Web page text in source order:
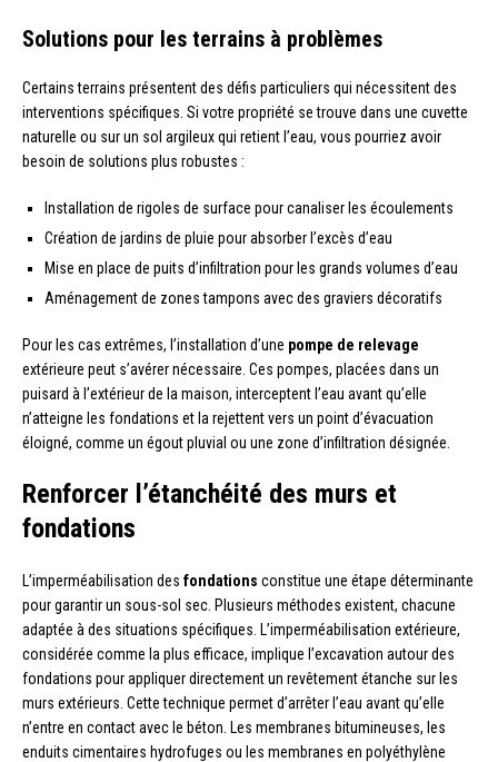
Solutions pour les terrains à problèmes
Certains terrains présentent des défis particuliers qui nécessitent des
interventions spécifiques. Si votre propriété se trouve dans une cuvette
naturelle ou sur un sol argileux qui retient l’eau, vous pourriez avoir
besoin de solutions plus robustes :
Installation de rigoles de surface pour canaliser les écoulements
Création de jardins de pluie pour absorber l’excès d’eau
Mise en place de puits d’infiltration pour les grands volumes d’eau
Aménagement de zones tampons avec des graviers décoratifs
Pour les cas extrêmes, l’installation d’une pompe de relevage
extérieure peut s’avérer nécessaire. Ces pompes, placées dans un
puisard à l’extérieur de la maison, interceptent l’eau avant qu’elle
n’atteigne les fondations et la rejettent vers un point d’évacuation
éloigné, comme un égout pluvial ou une zone d’infiltration désignée.
Renforcer l’étanchéité des murs et
fondations
L’imperméabilisation des fondations constitue une étape déterminante
pour garantir un sous-sol sec. Plusieurs méthodes existent, chacune
adaptée à des situations spécifiques. L’imperméabilisation extérieure,
considérée comme la plus efficace, implique l’excavation autour des
fondations pour appliquer directement un revêtement étanche sur les
murs extérieurs. Cette technique permet d’arrêter l’eau avant qu’elle
n’entre en contact avec le béton. Les membranes bitumineuses, les
enduits cimentaires hydrofuges ou les membranes en polyéthylène